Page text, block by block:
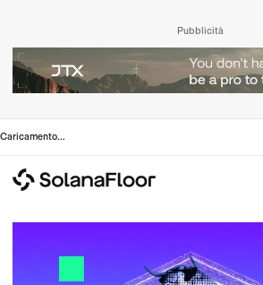
Pubblicità
Caricamento...